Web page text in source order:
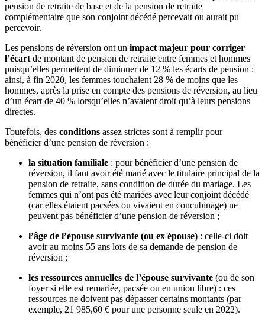
pension de retraite de base et de la pension de retraite
complémentaire que son conjoint décédé percevait ou aurait pu
percevoir.
Les pensions de réversion ont un impact majeur pour corriger
l’écart de montant de pension de retraite entre femmes et hommes
puisqu’elles permettent de diminuer de 12 % les écarts de pension :
ainsi, à fin 2020, les femmes touchaient 28 % de moins que les
hommes, après la prise en compte des pensions de réversion, au lieu
d’un écart de 40 % lorsqu’elles n’avaient droit qu’à leurs pensions
directes.
Toutefois, des conditions assez strictes sont à remplir pour
bénéficier d’une pension de réversion :
la situation familiale : pour bénéficier d’une pension de
réversion, il faut avoir été marié avec le titulaire principal de la
pension de retraite, sans condition de durée du mariage. Les
femmes qui n’ont pas été mariées avec leur conjoint décédé
(car elles étaient pacsées ou vivaient en concubinage) ne
peuvent pas bénéficier d’une pension de réversion ;
l’âge de l’épouse survivante (ou ex épouse) : celle-ci doit
avoir au moins 55 ans lors de sa demande de pension de
réversion ;
les ressources annuelles de l’épouse survivante (ou de son
foyer si elle est remariée, pacsée ou en union libre) : ces
ressources ne doivent pas dépasser certains montants (par
exemple, 21 985,60 € pour une personne seule en 2022).